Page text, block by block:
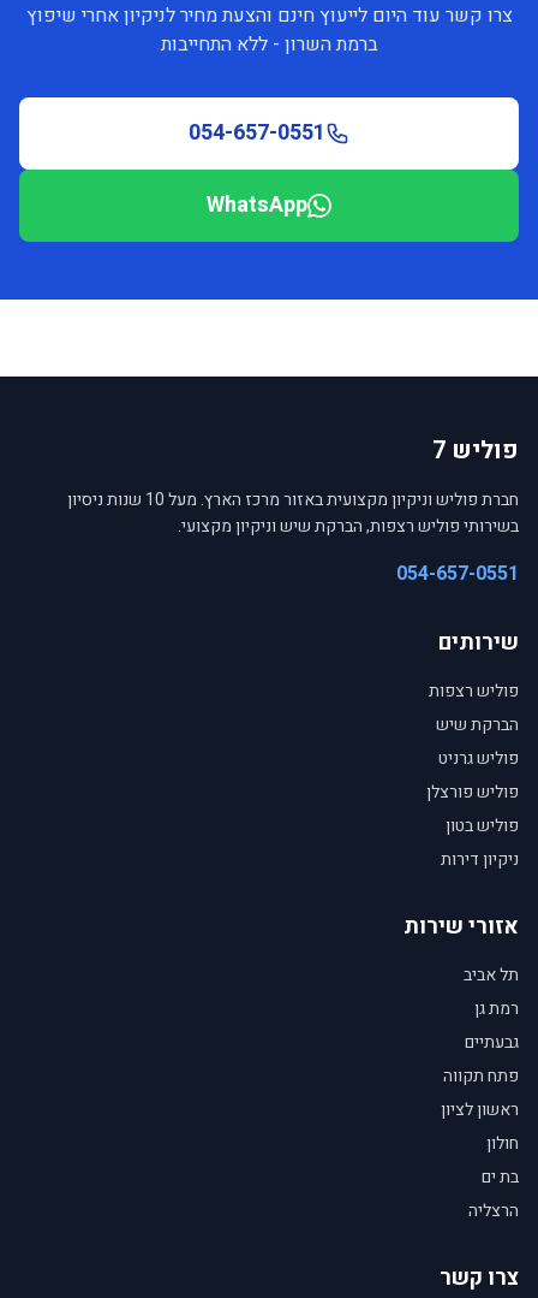
צרו קשר עוד היום לייעוץ חינם והצעת מחיר לניקיון אחרי שיפוץ
ברמת השרון - ללא התחייבות
054-657-0551
WhatsApp
פוליש 7
חברת פוליש וניקיון מקצועית באזור מרכז הארץ. מעל 10 שנות ניסיון
בשירותי פוליש רצפות, הברקת שיש וניקיון מקצועי.
054-657-0551
שירותים
פוליש רצפות
הברקת שיש
פוליש גרניט
פוליש פורצלן
פוליש בטון
ניקיון דירות
אזורי שירות
תל אביב
רמת גן
גבעתיים
פתח תקווה
ראשון לציון
חולון
בת ים
הרצליה
צרו קשר